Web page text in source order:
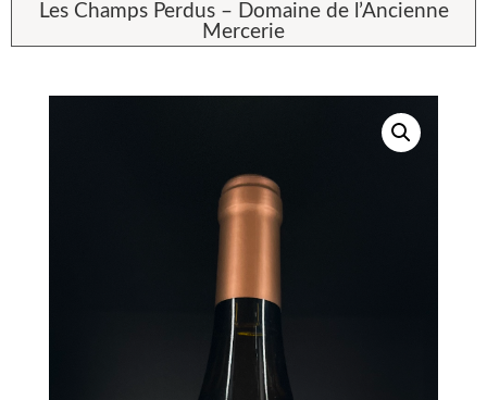
Les Champs Perdus – Domaine de l’Ancienne
Mercerie